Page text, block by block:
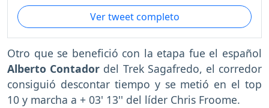
Ver tweet completo
Otro que se benefició con la etapa fue el español
Alberto Contador del Trek Sagafredo, el corredor
consiguió descontar tiempo y se metió en el top
10 y marcha a + 03' 13'' del líder Chris Froome.